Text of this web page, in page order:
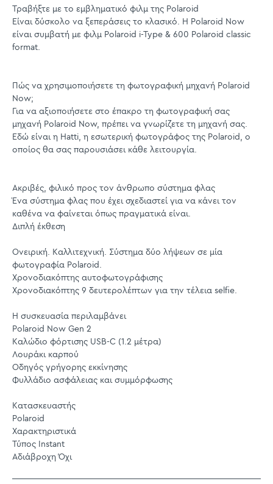
Τραβήξτε με το εμβληματικό φιλμ της Polaroid
Είναι δύσκολο να ξεπεράσεις το κλασικό. Η Polaroid Now
είναι συμβατή με φιλμ Polaroid i-Type & 600 Polaroid classic
format.
Πώς να χρησιμοποιήσετε τη φωτογραφική μηχανή Polaroid
Now;
Για να αξιοποιήσετε στο έπακρο τη φωτογραφική σας
μηχανή Polaroid Now, πρέπει να γνωρίζετε τη μηχανή σας.
Εδώ είναι η Hatti, η εσωτερική φωτογράφος της Polaroid, ο
οποίος θα σας παρουσιάσει κάθε λειτουργία.
Ακριβές, φιλικό προς τον άνθρωπο σύστημα φλας
Ένα σύστημα φλας που έχει σχεδιαστεί για να κάνει τον
καθένα να φαίνεται όπως πραγματικά είναι.
Διπλή έκθεση
Ονειρική. Καλλιτεχνική. Σύστημα δύο λήψεων σε μία
φωτογραφία Polaroid.
Χρονοδιακόπτης αυτοφωτογράφισης
Χρονοδιακόπτης 9 δευτερολέπτων για την τέλεια selfie.
Η συσκευασία περιλαμβάνει
Polaroid Now Gen 2
Καλώδιο φόρτισης USB-C (1.2 μέτρα)
Λουράκι καρπού
Οδηγός γρήγορης εκκίνησης
Φυλλάδιο ασφάλειας και συμμόρφωσης
Κατασκευαστής
Polaroid
Χαρακτηριστικά
Τύπος Instant
Αδιάβροχη Όχι